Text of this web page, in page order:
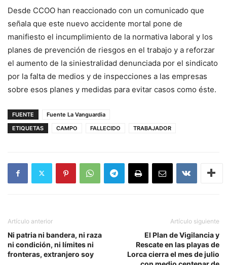
Desde CCOO han reaccionado con un comunicado que
señala que este nuevo accidente mortal pone de
manifiesto el incumplimiento de la normativa laboral y los
planes de prevención de riesgos en el trabajo y a reforzar
el aumento de la siniestralidad denunciada por el sindicato
por la falta de medios y de inspecciones a las empresas
sobre esos planes y medidas para evitar casos como éste.
FUENTE
Fuente La Vanguardia
ETIQUETAS
CAMPO FALLECIDO TRABAJADOR
Artículo anterior
Ni patria ni bandera, ni raza
ni condición, ni límites ni
fronteras, extranjero soy
Artículo siguiente
El Plan de Vigilancia y
Rescate en las playas de
Lorca cierra el mes de julio